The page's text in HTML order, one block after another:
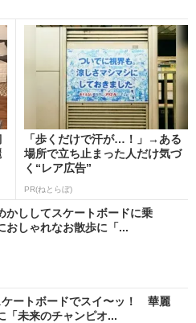
「歩くだけで汗が…！」→ある
場所で立ち止まった人だけ気づ
く“レア広告”
PR(ねとらぼ)
かししてスケートボードに乗
しゃれなお散歩に「...
ケートボードでスイ〜ッ！ 華麗
「未来のチャンピオ...